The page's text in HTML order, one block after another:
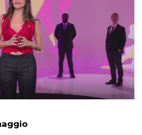
di un'indagine che sembra non avere